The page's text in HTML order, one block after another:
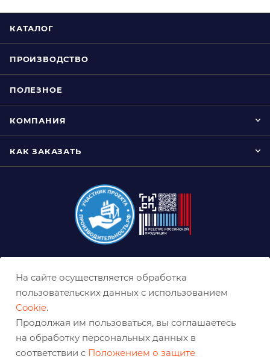
КАТАЛОГ
ПРОИЗВОДСТВО
ПОЛЕЗНОЕ
КОМПАНИЯ
КАК ЗАКАЗАТЬ
nn@belabraziv.ru
На сайте осуществляется обработка
пользовательских данных с использованием
Cookie.
Продолжая им пользоваться, вы соглашаетесь
на обработку персональных данных в
соответствии с Положением о защите